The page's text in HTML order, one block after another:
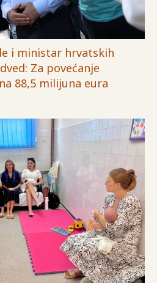
i ministar hrvatskih
Za povećanje
88,5 milijuna eura